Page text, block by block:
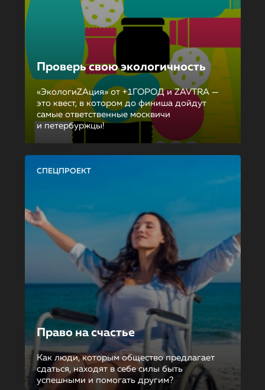
Проверь свою экологичность
«ЭкологиZAция» от +1ГОРОД и ZAVTRA —
это квест, в котором до финиша дойдут
самые ответственные москвичи
и петербуржцы!
СПЕЦПРОЕКТ
Право на счастье
Как люди, которым общество предлагает
сдаться, находят в себе силы быть
успешными и помогать другим?